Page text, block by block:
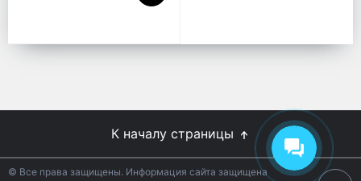
К началу страницы
© Все права защищены. Информация сайта защищена